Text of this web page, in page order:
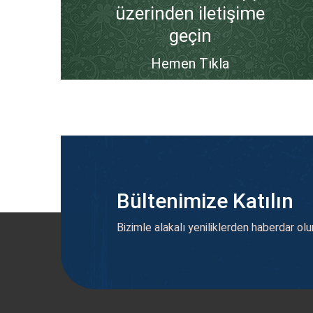
üzerinden iletişime
geçin
Hemen Tıkla
Bültenimize Katılın
Bizimle alakalı yeniliklerden haberdar